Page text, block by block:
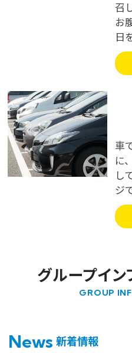
※You will be redirected to
clicking each hotel name.
Rates and the membership
You can see the FAQ as follows.
召
お
日
車
に
し
ジ
グループイン
GROUP
News 新着情報